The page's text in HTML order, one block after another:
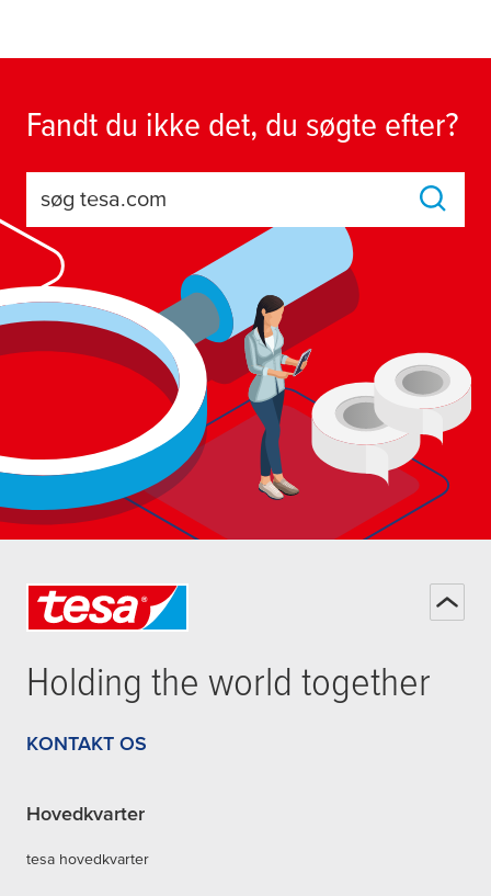
Fandt du ikke det, du søgte efter?
søg tesa.com
Holding the world together
KONTAKT OS
Hovedkvarter
tesa hovedkvarter